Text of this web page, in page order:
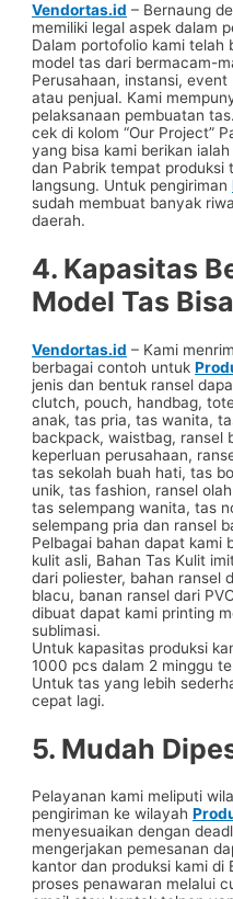
Vendortas.id – Bernaung
memiliki legal aspek dalam
Dalam portofolio kami telah
model tas dari bermacam-
Perusahaan, instansi,
atau penjual. Kami
pelaksanaan pembuatan
cek di kolom “Our Project”
yang bisa kami berikan
dan Pabrik tempat produksi
langsung. Untuk pengiriman
sudah membuat banyak
daerah.
4. Kapasitas
Model Tas
Vendortas.id – Kami
berbagai contoh untuk
jenis dan bentuk ransel
clutch, pouch, handbag,
anak, tas pria, tas wanita,
backpack, waistbag, ransel
keperluan perusahaan,
tas sekolah buah hati, tas
unik, tas fashion, ransel
tas selempang wanita, tas
selempang pria dan ransel
Pelbagai bahan dapat kami
kulit asli, Bahan Tas Kulit
dari poliester, bahan ransel
blacu, banan ransel dari
dibuat dapat kami printing
sublimasi.
Untuk kapasitas produksi
1000 pcs dalam 2 minggu
Untuk tas yang lebih
cepat lagi.
5. Mudah
Pelayanan kami meliputi
pengiriman ke wilayah
menyesuaikan dengan
mengerjakan pemesanan
kantor dan produksi kami di
proses penawaran melalui